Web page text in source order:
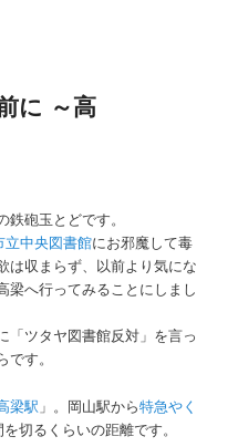
に ～高
砲玉とどです。
立中央図書館にお邪魔して毒
は収まらず、以前より気にな
梁へ行ってみることにしまし
「ツタヤ図書館反対」を言っ
す。
梁駅 」。岡山駅から特急やく
切るくらいの距離です。